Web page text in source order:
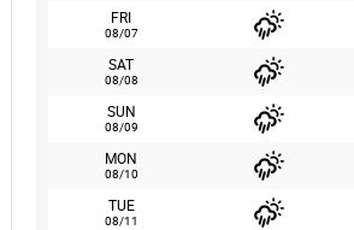
FRI
08/07
SAT
08/08
SUN
08/09
MON
08/10
TUE
08/11